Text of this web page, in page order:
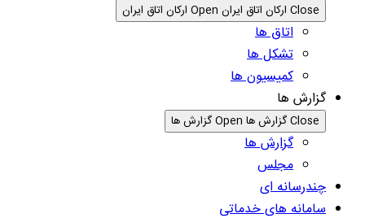
Close ارکان اتاق ایران Open ارکان اتاق ایران
اتاق ها
تشکل ها
کمیسیون ها
گزارش ها
Close گزارش ها Open گزارش ها
گزارش ها
مجلس
چندرسانه ای
سامانه های خدماتی